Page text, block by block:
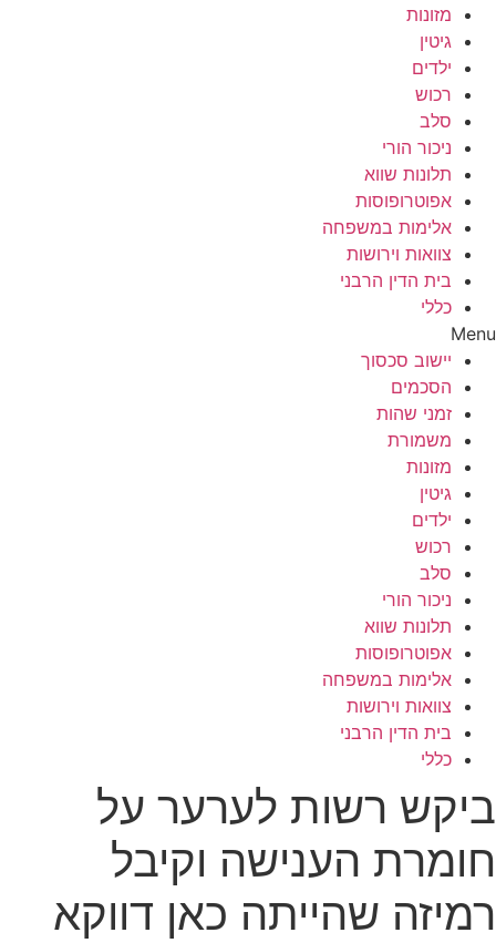
מזונות
גיטין
ילדים
רכוש
סלב
ניכור הורי
תלונות שווא
אפוטרופוסות
אלימות במשפחה
צוואות וירושות
בית הדין הרבני
כללי
Menu
יישוב סכסוך
הסכמים
זמני שהות
משמורת
מזונות
גיטין
ילדים
רכוש
סלב
ניכור הורי
תלונות שווא
אפוטרופוסות
אלימות במשפחה
צוואות וירושות
בית הדין הרבני
כללי
ביקש רשות לערער על
חומרת הענישה וקיבל
רמיזה שהייתה כאן דווקא